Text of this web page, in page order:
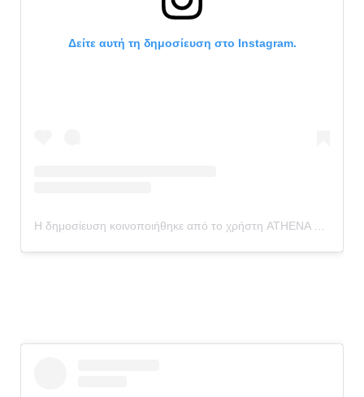
Δείτε αυτή τη δημοσίευση στο Instagram.